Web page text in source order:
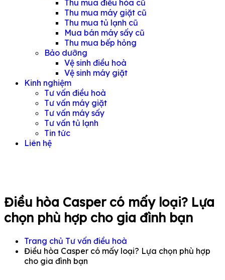
Thu mua điều hòa cũ
Thu mua máy giặt cũ
Thu mua tủ lạnh cũ
Mua bán máy sấy cũ
Thu mua bếp hỏng
Bảo dưỡng
Vệ sinh điều hoà
Vệ sinh máy giặt
Kinh nghiệm
Tư vấn điều hoà
Tư vấn máy giặt
Tư vấn máy sấy
Tư vấn tủ lạnh
Tin tức
Liên hệ
Điều hòa Casper có mấy loại? Lựa
chọn phù hợp cho gia đình bạn
Trang chủ Tư vấn điều hoà
Điều hòa Casper có mấy loại? Lựa chọn phù hợp
cho gia đình bạn